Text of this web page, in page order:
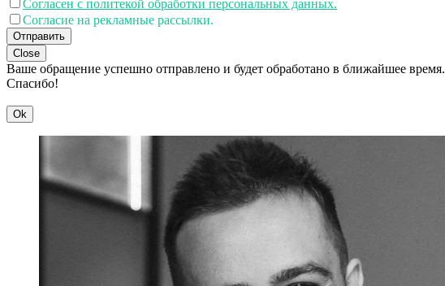
Согласен с политекой обработки персональных данных.
Согласие на рекламные рассылки.
Отправить
Close
Ваше обращение успешно отправлено и будет обработано в ближайшее время.
Спасибо!
Ok